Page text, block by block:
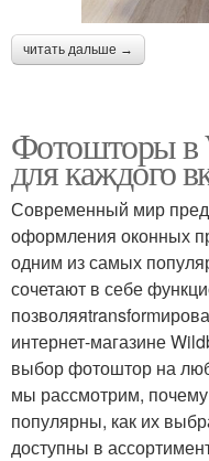
читать дальше →
Фотошторы в
для каждого
Современный мир
оформления оконных
одним из самых
сочетают в себе
интернет-магазине
выбор фотоштор на
мы рассмотрим,
популярны, как их
доступны в